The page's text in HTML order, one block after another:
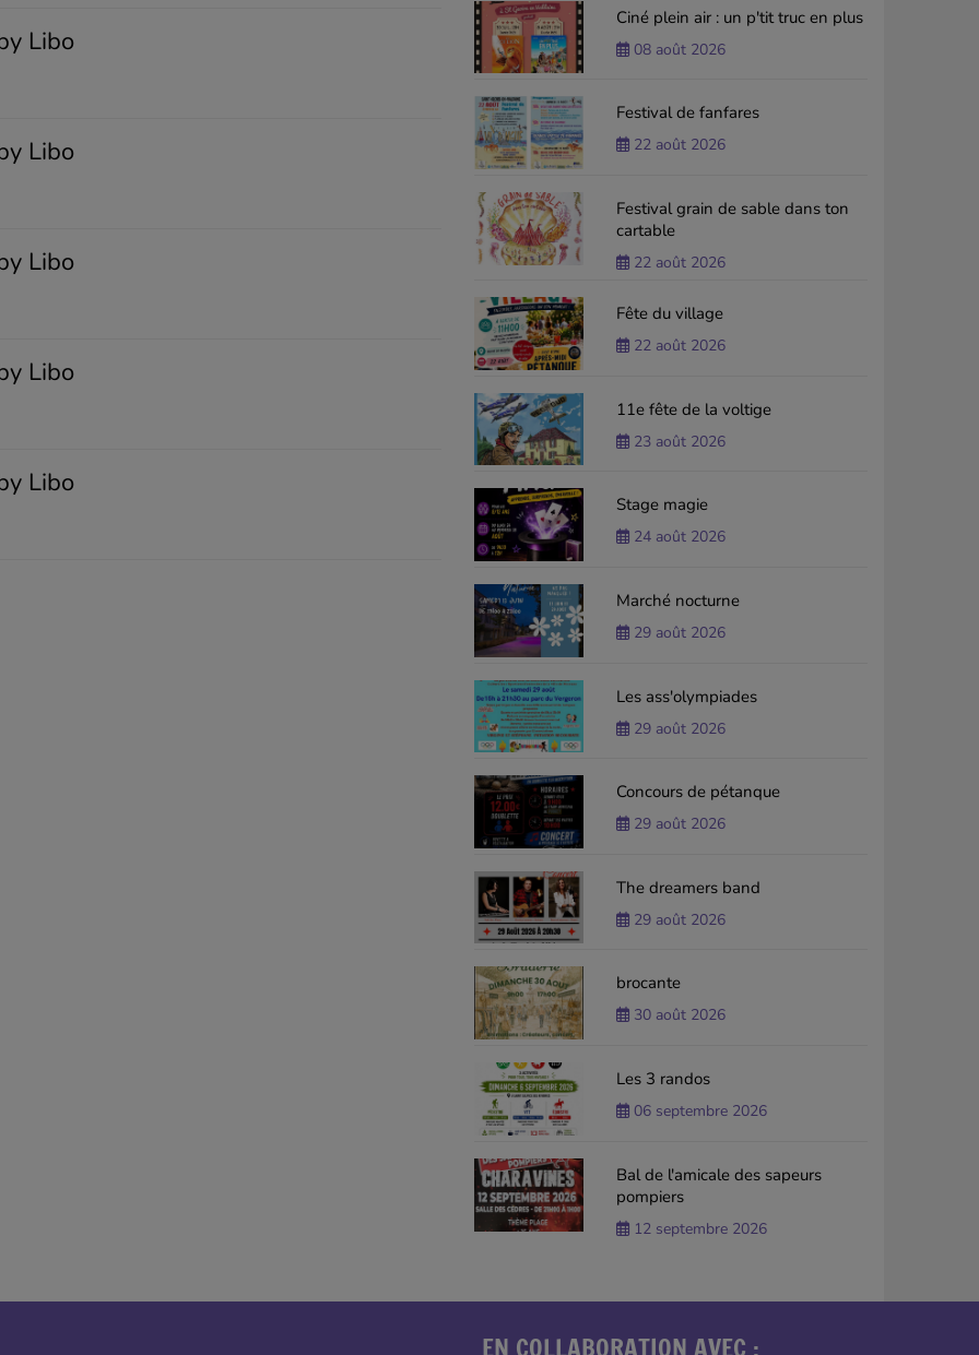
Libo
Libo
Libo
Libo
Libo
Ciné plein air : un p'tit truc en plus
08 août 2026
Festival de fanfares
22 août 2026
Festival grain de sable dans ton
cartable
22 août 2026
Fête du village
22 août 2026
11e fête de la voltige
23 août 2026
Stage magie
24 août 2026
Marché nocturne
29 août 2026
Les ass'olympiades
29 août 2026
Concours de pétanque
29 août 2026
The dreamers band
29 août 2026
brocante
30 août 2026
Les 3 randos
06 septembre 2026
Bal de l'amicale des sapeurs
pompiers
12 septembre 2026
EN COLLABORATION AVEC :